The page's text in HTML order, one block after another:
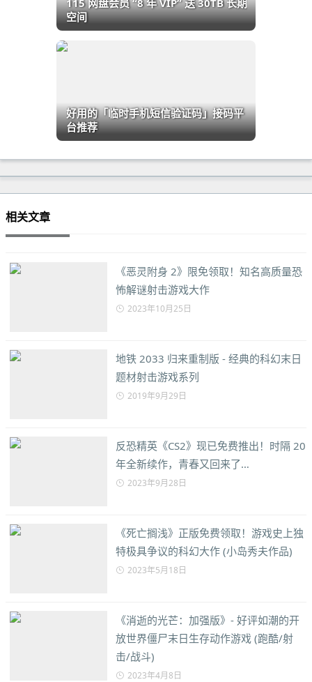
115 网盘会员 “8 年 VIP” 送 30TB 长期
空间
好用的「临时手机短信验证码」接码平
台推荐
相关文章
《恶灵附身 2》限免领取！知名高质量恐
怖解谜射击游戏大作
2023年10月25日
地铁 2033 归来重制版 - 经典的科幻末日
题材射击游戏系列
2019年9月29日
反恐精英《CS2》现已免费推出！时隔 20
年全新续作，青春又回来了…
2023年9月28日
《死亡搁浅》正版免费领取！游戏史上独
特极具争议的科幻大作 (小岛秀夫作品)
2023年5月18日
《消逝的光芒：加强版》- 好评如潮的开
放世界僵尸末日生存动作游戏 (跑酷/射
击/战斗)
2023年4月8日